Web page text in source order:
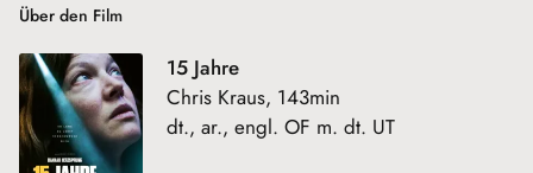
Über den Film
15 Jahre
Chris Kraus, 143min
dt., ar., engl. OF m. dt. UT